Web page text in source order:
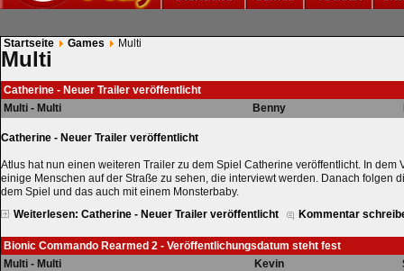
Startseite Games Multi
Multi
Catherine - Neuer Trailer veröffentlicht
Multi - Multi
Benny
Catherine - Neuer Trailer veröffentlicht
Atlus hat nun einen weiteren Trailer zu dem Spiel Catherine veröffentlicht. In dem
einige Menschen auf der Straße zu sehen, die interviewt werden. Danach folgen
dem Spiel und das auch mit einem Monsterbaby.
Weiterlesen: Catherine - Neuer Trailer veröffentlicht
Kommentar
Bionic Commando Rearmed 2 - Veröffentlichungsdatum steht fest
Multi - Multi
Kevin